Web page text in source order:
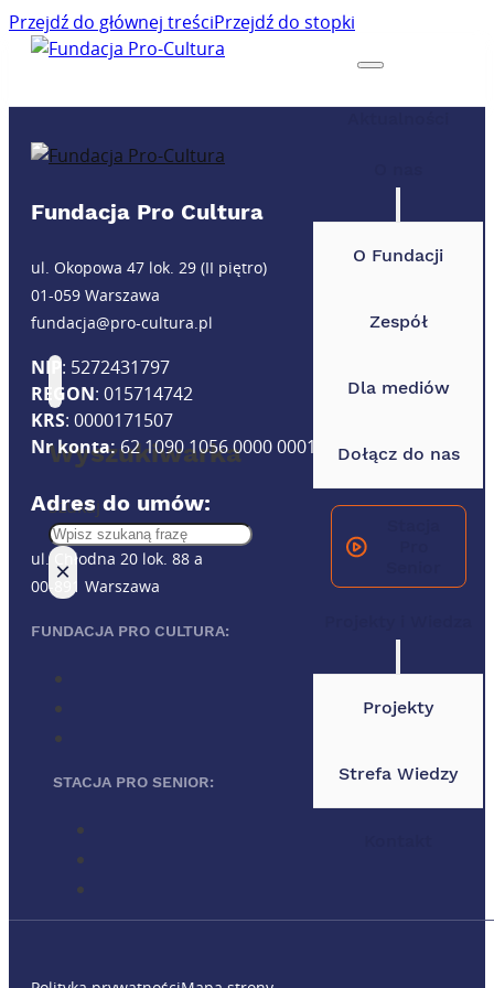
Przejdź do głównej treściPrzejdź do stopki
O Fundacji
Zespół
Dla mediów
Dołącz do nas
Projekty
Strefa Wiedzy
Wyszukiwarka
Szukaj
×
Fundacja Pro Cultura
ul. Okopowa 47 lok. 29 (II piętro)
01-059 Warszawa
fundacja@pro-cultura.pl
NIP: 5272431797
REGON: 015714742
KRS: 0000171507
Nr konta:62 1090 1056 0000 0001 4891 0613
Adres do umów:
ul. Chłodna 20 lok. 88 a
00-891 Warszawa
FUNDACJA PRO CULTURA:
STACJA PRO SENIOR: